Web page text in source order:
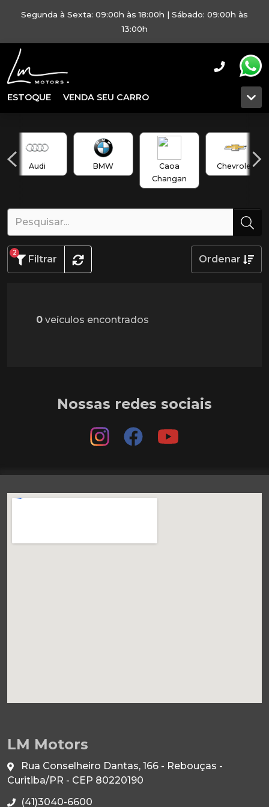
Segunda à Sexta: 09:00h às 18:00h | Sábado: 09:00h às
13:00h
ESTOQUE VENDA SEU CARRO
Audi BMW
Caoa
Changan
Chevrolet
Filtrar
2
Ordenar
0 veículos encontrados
Nossas redes sociais
LM Motors
Rua Conselheiro Dantas, 166 - Rebouças -
Curitiba/PR - CEP 80220190
(41)3040-6600